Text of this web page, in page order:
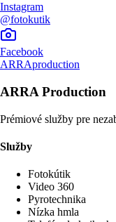
Instagram
@fotokutik
Facebook
ARRAproduction
ARRA Production
Prémiové služby pre
Služby
Fotokútik
Video 360
Pyrotechnika
Nízka hmla